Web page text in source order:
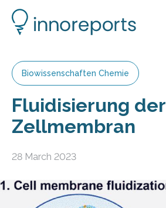
Biowissenschaften Chemie
Fluidisierung der
Zellmembran
28 March 2023